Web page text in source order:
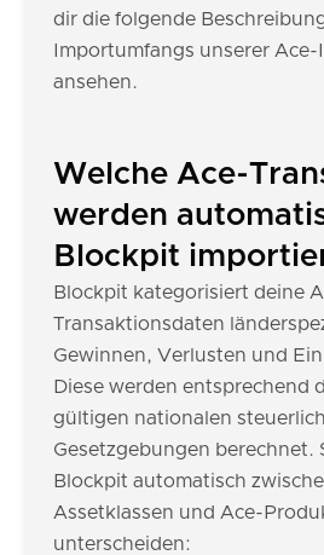
dir die folgende
Importumfangs unserer
ansehen.
Welche Ace-
werden
Blockpit
Blockpit kategorisiert deine
Transaktionsdaten
Gewinnen, Verlusten und
Diese werden entsprechend
gültigen nationalen
Gesetzgebungen berechnet.
Blockpit automatisch
Assetklassen und Ace-
unterscheiden: